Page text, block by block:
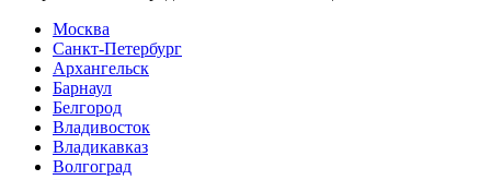
Москва
Санкт-Петербург
Архангельск
Барнаул
Белгород
Владивосток
Владикавказ
Волгоград